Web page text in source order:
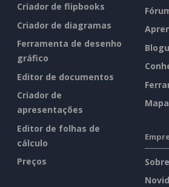
Criador de flipbooks
Criador de diagramas
Ferramenta de desenho
gráfico
Editor de documentos
Criador de
apresentações
Editor de folhas de
cálculo
Preços